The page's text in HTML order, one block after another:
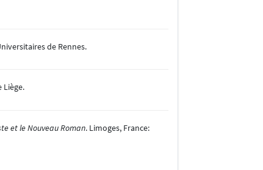
de Rennes.
Liège.
et le Nouveau Roman. Limoges, France: